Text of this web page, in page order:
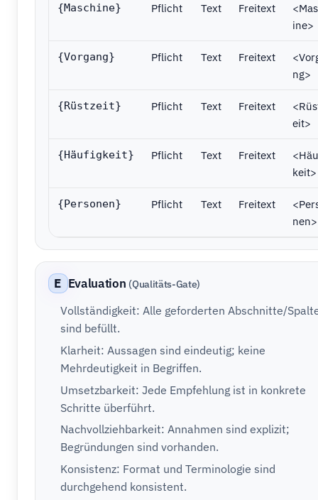
{Maschine} Pflicht Text Freitext
ine>
{Vorgang} Pflicht Text Freitext
ng>
{Rüstzeit} Pflicht Text Freitext
eit>
{Häufigkeit} Pflicht Text Freitext
keit>
{Personen} Pflicht Text Freitext
nen>
E Evaluation (Qualitäts-Gate)
Vollständigkeit: Alle geforderten Abschnitte/
sind befüllt.
Klarheit: Aussagen sind eindeutig; keine
Mehrdeutigkeit in Begriffen.
Umsetzbarkeit: Jede Empfehlung ist in konkrete
Schritte überführt.
Nachvollziehbarkeit: Annahmen sind explizit;
Begründungen sind vorhanden.
Konsistenz: Format und Terminologie sind
durchgehend konsistent.